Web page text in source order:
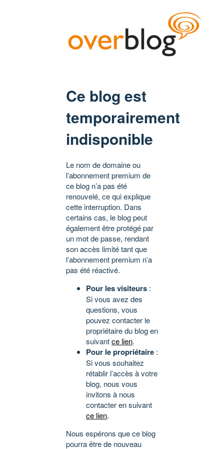
Ce blog est
temporairement
indisponible
Le nom de domaine ou
l’abonnement premium de
ce blog n’a pas été
renouvelé, ce qui explique
cette interruption. Dans
certains cas, le blog peut
également être protégé par
un mot de passe, rendant
son accès limité tant que
l’abonnement premium n’a
pas été réactivé.
Pour les visiteurs :
Si vous avez des
questions, vous
pouvez contacter le
propriétaire du blog en
suivantce lien.
Pour le propriétaire :
Si vous souhaitez
rétablir l’accès à votre
blog, nous vous
invitons à nous
contacter en suivant
ce lien.
Nous espérons que ce blog
pourra être de nouveau